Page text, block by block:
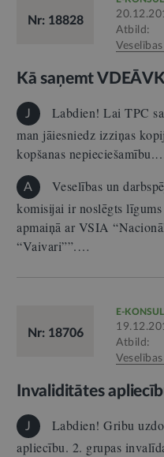
Nr: 18828
Atbild:
Kā saņemt
J
Labdien! Lai TPC
man jāiesniedz izziņas
kopšanas
A
Veselības un
komisijai ir noslēgts
apmaiņā ar VSIA
“Vaivari””.…
Nr: 18706
E-
Atbild:
Invaliditātes
J
Labdien! Gribu
apliecību. 2. grupas